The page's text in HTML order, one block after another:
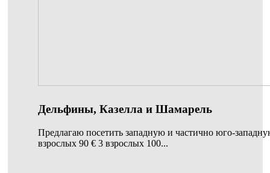
Дельфины, Казелла и Шамарель
Предлагаю посетить западную и частично юго-
взрослых 90 € 3 взрослых 100...